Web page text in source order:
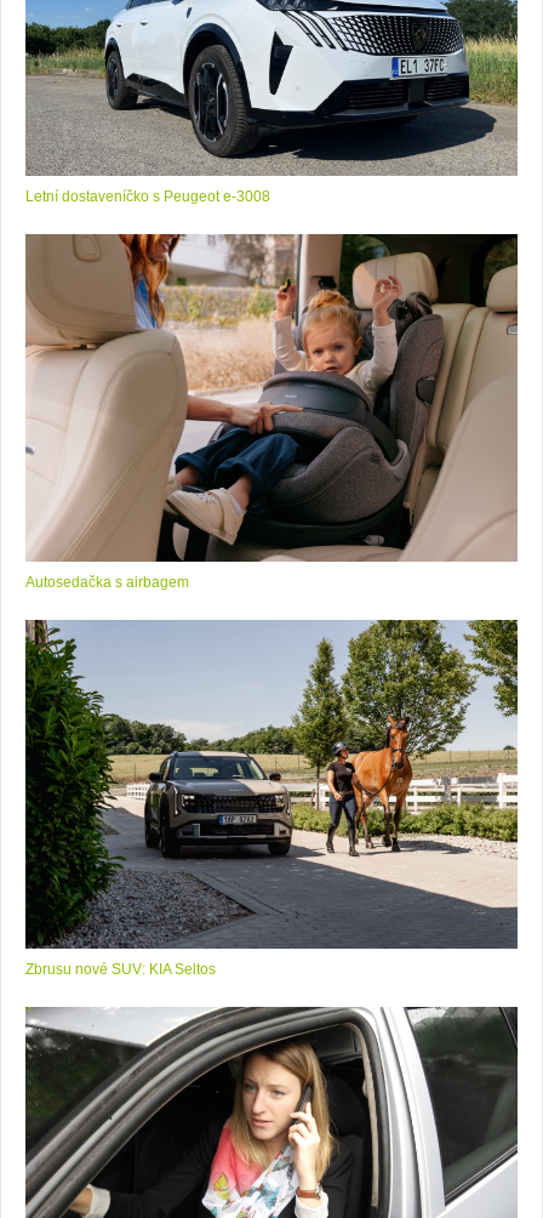
Letní dostaveníčko s Peugeot e-3008
Autosedačka s airbagem
Zbrusu nové SUV: KIA Seltos